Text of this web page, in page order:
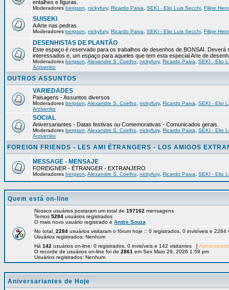
entalhes e figuras.
Moderadores bergson nickyfury, Ricardo Paiva SEKI - Elio Luis Secchi Filipe
SUISEKI
A Arte nas pedras
Moderadores bergson nickyfury, Ricardo Paiva SEKI - Elio Luis Secchi Filipe
DESENHISTAS DE PLANTÃO
Este espaço é reservado para os trabalhos de desenhos de BONSAI. Deverá
interessados e, um espaço para aqueles que tem esta especial Arte de
Moderadores bergson Alexandre S. Coelho nickyfury, Ricardo Paiva
SEKI - Elio
Arzivenko
OUTROS ASSUNTOS
VARIEDADES
Paisagens - Assuntos diversos
Moderadores bergson Alexandre S. Coelho nickyfury, Ricardo Paiva
SEKI - Elio
Arzivenko
SOCIAL
Aniversariantes - Datas festivas ou Comemorativas - Comunicados gerais.
Moderadores bergson Alexandre S. Coelho nickyfury, Ricardo Paiva
SEKI - Elio
Arzivenko
FOREIGN FRIENDS - LES AMI ÉTRANGERS - LOS AMIGOS
MESSAGE - MENSAJE
FOREIGNER - ÉTRANGER - EXTRANJERO
Moderadores bergson Alexandre S. Coelho nickyfury, Ricardo Paiva SEKI - Elio
Quem está on-line
Nossos usuários postaram um total de 197162 mensagens
Temos 5284 usuários registrados
O mais novo usuário registrado é Andre Souza
No total, 2284 usuários visitaram o fórum hoje :: 0 registrados, 0 invisíveis e
Usuários registrados: Nenhum
Há 142 usuários on-line: 0 registrados, 0 invisíveis e 142 visitantes [
O recorde de usuários on-line foi de 2861 em Sex Maio 29, 2026 1:59 pm
Usuários registrados: Nenhum
Aniversariantes de Hoje